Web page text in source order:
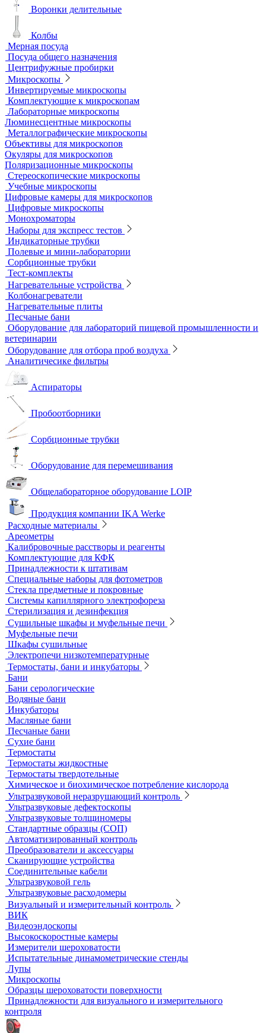
Диспергаторы
Дробильно-мельничное оборудование
Грохоты и рассевы
Лабораторные сита
Мельницы лабораторные
Оборудование для дробления и измельчения
Жидкостные термостаты и криостаты
Лабораторная посуда
Воронки делительные
Колбы
Мерная посуда
Посуда общего назначения
Центрифужные пробирки
Микроскопы
Инвертируемые микроскопы
Комплектующие к микроскопам
Лабораторные микроскопы
Люминесцентные микроскопы
Металлографические микроскопы
Объективы для микроскопов
Окуляры для микроскопов
Поляризационные микроскопы
Стереоскопические микроскопы
Учебные микроскопы
Цифровые камеры для микроскопов
Цифровые микроскопы
Монохроматоры
Наборы для экспресс тестов
Индикаторные трубки
Полевые и мини-лаборатории
Сорбционные трубки
Тест-комплекты
Нагревательные устройства
Колбонагреватели
Нагревательные плиты
Песчаные бани
Оборудование для лабораторий пищевой промышленности и
ветеринарии
Оборудование для отбора проб воздуха
Аналитичесике фильтры
Аспираторы
Пробоотборники
Сорбционные трубки
Оборудование для перемешивания
Общелабораторное оборудование LOIP
Продукция компании IKA Werke
Расходные материалы
Ареометры
Калибровочные расстворы и реагенты
Комплектующие для КФК
Принадлежности к штативам
Специальные наборы для фотометров
Стекла предметные и покровные
Системы капиллярного электрофореза
Стерилизация и дезинфекция
Сушильные шкафы и муфельные печи
Муфельные печи
Шкафы сушильные
Электропечи низкотемпературные
Термостаты, бани и инкубаторы
Бани
Бани серологические
Водяные бани
Инкубаторы
Масляные бани
Песчаные бани
Сухие бани
Термостаты
Термостаты жидкостные
Термостаты твердотельные
Химическое и биохимическое потребление кислорода
Ультразвуковой неразрушающий контроль
Ультразвуковые дефектоскопы
Ультразвуковые толщиномеры
Стандартные образцы (СОП)
Автоматизированный контроль
Преобразователи и аксессуары
Сканирующие устройства
Соединительные кабели
Ультразвуковой гель
Ультразвуковые расходомеры